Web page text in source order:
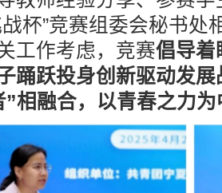
杯”竞赛组委会秘书
工作考虑，竞赛倡导着
踊跃投身创新驱动发
”相融合，以青春之力